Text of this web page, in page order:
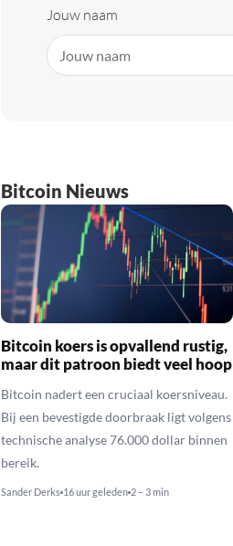
Jouw naam
Bitcoin Nieuws
Bitcoin koers is opvallend rustig,
maar dit patroon biedt veel hoop
Bitcoin nadert een cruciaal koersniveau.
Bij een bevestigde doorbraak ligt volgens
technische analyse 76.000 dollar binnen
bereik.
Sander Derks 16 uur geleden 2 – 3 min